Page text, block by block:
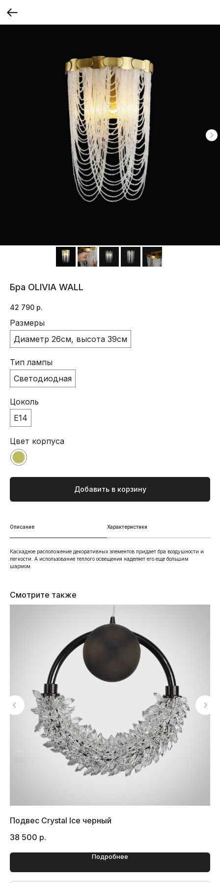
Бра OLIVIA WALL
42 790 р.
Размеры
Диаметр 26см, высота 39см
Тип лампы
Светодиодная
Цоколь
E14
Цвет корпуса
Добавить в корзину
Описание Характеристики
Каскадное расположение декоративных элементов придает бра воздушности и
легкости. А использование теплого освещения наделяет его еще большим
шармом.
Смотрите также
Подвес Crystal Ice черный
38 500 р.
Подробнее